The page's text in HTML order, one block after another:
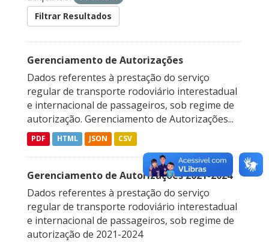
Filtrar Resultados
Gerenciamento de Autorizações
Dados referentes à prestação do serviço
regular de transporte rodoviário interestadual
e internacional de passageiros, sob regime de
autorização. Gerenciamento de Autorizações...
PDF HTML JSON CSV
Gerenciamento de Autorizações 2021-2024
Dados referentes à prestação do serviço
regular de transporte rodoviário interestadual
e internacional de passageiros, sob regime de
autorização de 2021-2024